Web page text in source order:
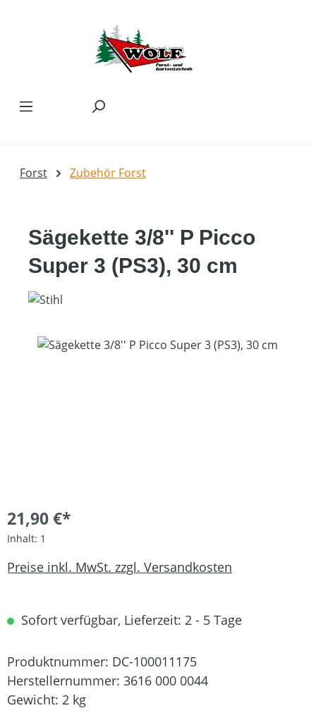
Forst Zubehör Forst
Sägekette 3/8'' P Picco
Super 3 (PS3), 30 cm
Bildergalerie überspringen
21,90 €*
Inhalt: 1
Preise inkl. MwSt. zzgl. Versandkosten
Sofort verfügbar, Lieferzeit: 2 - 5 Tage
Produktnummer: DC-100011175
Herstellernummer: 3616 000 0044
Gewicht: 2 kg